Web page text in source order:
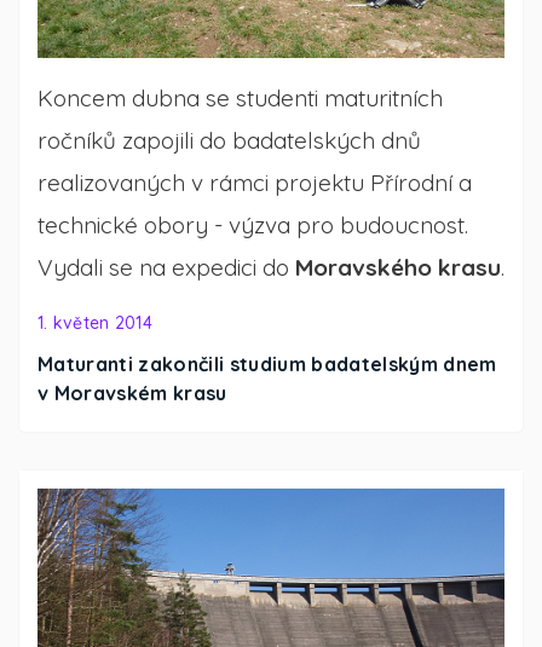
Maturanti zakončili studium badatelským dnem
v Moravském krasu
1. květen 2014
Koncem dubna se studenti maturitních
ročníků zapojili do badatelských dnů
realizovaných v rámci projektu Přírodní a
technické obory - výzva pro budoucnost.
Vydali se na expedici do Moravského krasu.